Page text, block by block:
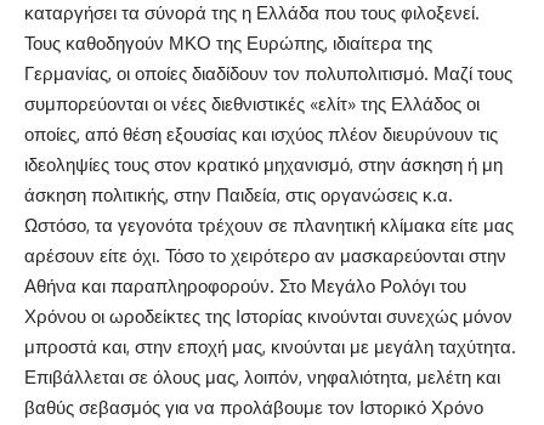
καταργήσει τα σύνορά της η Ελλάδα που τους φιλοξενεί.
Τους καθοδηγούν ΜΚΟ της Ευρώπης, ιδιαίτερα της
Γερμανίας, οι οποίες διαδίδουν τον πολυπολιτισμό. Μαζί τους
συμπορεύονται οι νέες διεθνιστικές «ελίτ» της Ελλάδος οι
οποίες, από θέση εξουσίας και ισχύος πλέον διευρύνουν τις
ιδεοληψίες τους στον κρατικό μηχανισμό, στην άσκηση ή μη
άσκηση πολιτικής, στην Παιδεία, στις οργανώσεις κ.α.
Ωστόσο, τα γεγονότα τρέχουν σε πλανητική κλίμακα είτε μας
αρέσουν είτε όχι. Τόσο το χειρότερο αν μασκαρεύονται στην
Αθήνα και παραπληροφορούν. Στο Μεγάλο Ρολόγι του
Χρόνου οι ωροδείκτες της Ιστορίας κινούνται συνεχώς μόνον
μπροστά και, στην εποχή μας, κινούνται με μεγάλη ταχύτητα.
Επιβάλλεται σε όλους μας, λοιπόν, νηφαλιότητα, μελέτη και
βαθύς σεβασμός για να προλάβουμε τον Ιστορικό Χρόνο